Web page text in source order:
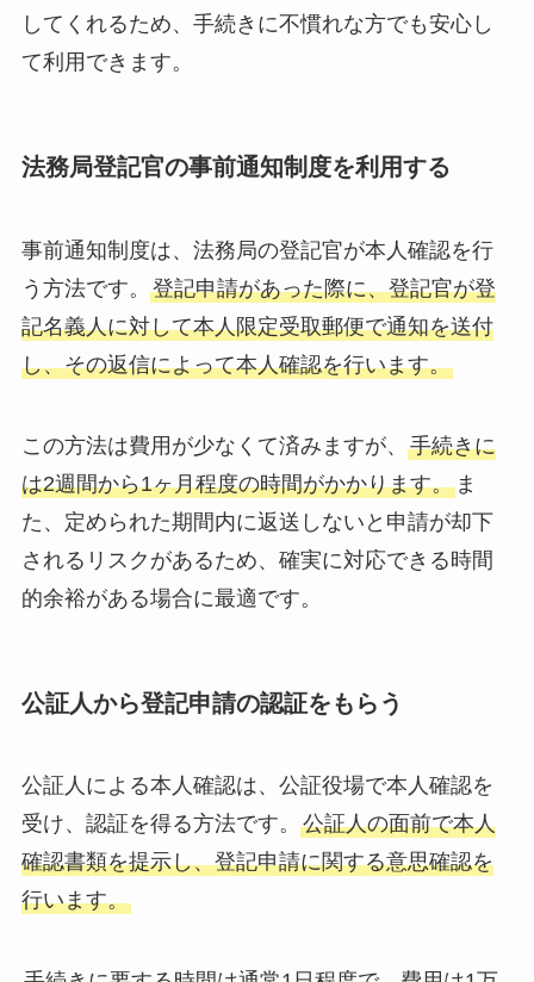
してくれるため、手続きに不慣れな方でも安心し
て利用できます。
法務局登記官の事前通知制度を利用する
事前通知制度は、法務局の登記官が本人確認を行
う方法です。 登記申請があった際に、登記官が登
記名義人に対して本人限定受取郵便で通知を送付
し、その返信によって本人確認を行います。
この方法は費用が少なくて済みますが、 手続きに
は2週間から1ヶ月程度の時間がかかります。ま
た、定められた期間内に返送しないと申請が却下
されるリスクがあるため、確実に対応できる時間
的余裕がある場合に最適です。
公証人から登記申請の認証をもらう
公証人による本人確認は、公証役場で本人確認を
受け、認証を得る方法です。 公証人の面前で本人
確認書類を提示し、登記申請に関する意思確認を
行います。